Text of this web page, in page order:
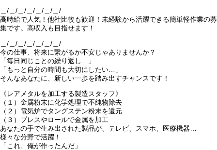
＿/＿/＿/＿/＿/＿/＿/
高時給で人気！他社比較も歓迎！未経験から活躍できる簡単軽作業の募
集です。高収入も目指せます！
＿/＿/＿/＿/＿/＿/＿/
今の仕事、将来に繋がるか不安じゃありませんか？
「毎日同じことの繰り返し…」
「もっと自分の時間も大切にしたい…」
そんなあなたに、新しい一歩を踏み出すチャンスです！
《レアメタルを加工する製造スタッフ》
（１）金属粉末に化学処理で不純物除去
（２）電気炉でタングステン粉末を還元
（３）プレスやロールで金属を加工
あなたの手で生み出された製品が、テレビ、スマホ、医療機器…
様々な分野で活躍！
「これ、俺が作ったんだ」